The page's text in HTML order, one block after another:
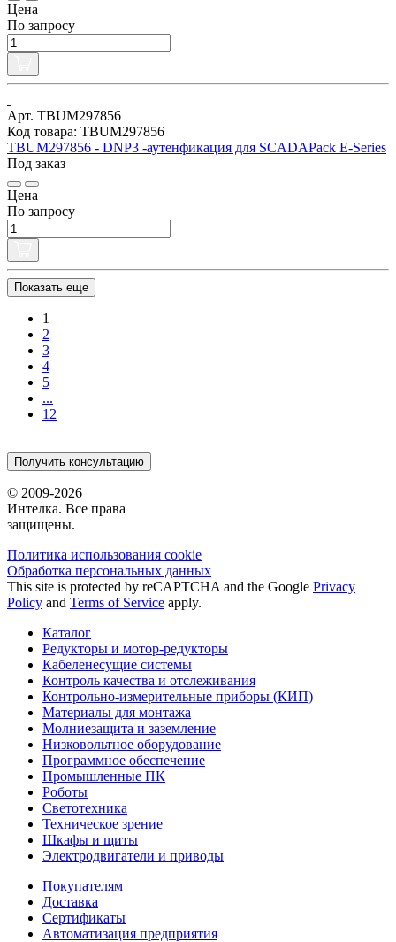
Цена
По запросу
Арт. TBUM297856
Код товара: TBUM297856
TBUM297856 - DNP3 -аутенфикация для SCADAPack E-Series
Под заказ
Цена
По запросу
Показать еще
1
2
3
4
5
...
12
Получить консультацию
© 2009-2026
Интелка. Все права
защищены.
Политика использования сookie
Обработка персональных данных
This site is protected by reCAPTCHA and the Google Privacy
Policy and Terms of Service apply.
Каталог
Редукторы и мотор-редукторы
Кабеленесущие системы
Контроль качества и отслеживания
Контрольно-измерительные приборы (КИП)
Материалы для монтажа
Молниезащита и заземление
Низковольтное оборудование
Программное обеспечение
Промышленные ПК
Роботы
Светотехника
Техническое зрение
Шкафы и щиты
Электродвигатели и приводы
Покупателям
Доставка
Сертификаты
Автоматизация предприятия